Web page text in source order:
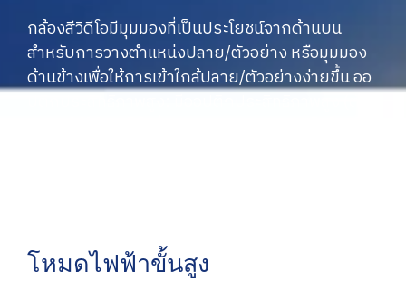
กล้องสีวิดีโอมีมุมมองที่เป็นประโยชน์จากด้านบน
สำหรับการวางตำแหน่งปลาย/ตัวอย่าง หรือมุมมอง
ด้านข้างเพื่อให้การเข้าใกล้ปลาย/ตัวอย่างง่ายขึ้น ออ
โหมดไฟฟ้าขั้นสูง